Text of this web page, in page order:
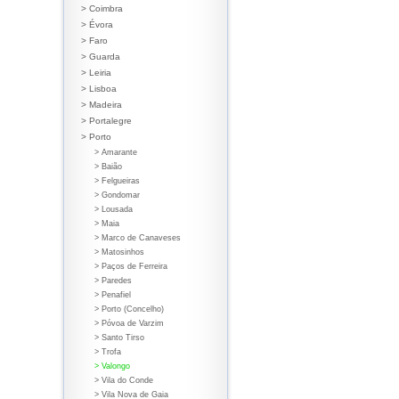
> Coimbra
> Évora
> Faro
> Guarda
> Leiria
> Lisboa
> Madeira
> Portalegre
> Porto
> Amarante
> Baião
> Felgueiras
> Gondomar
> Lousada
> Maia
> Marco de Canaveses
> Matosinhos
> Paços de Ferreira
> Paredes
> Penafiel
> Porto (Concelho)
> Póvoa de Varzim
> Santo Tirso
> Trofa
> Valongo
> Vila do Conde
> Vila Nova de Gaia